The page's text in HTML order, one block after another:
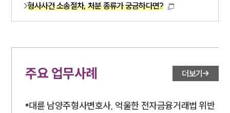
형사사건 소송절차, 처분 종류가 궁금하다면?
주요 업무사례 더보기
대륜 남양주형사변호사, 억울한 전자금융거래법 위반